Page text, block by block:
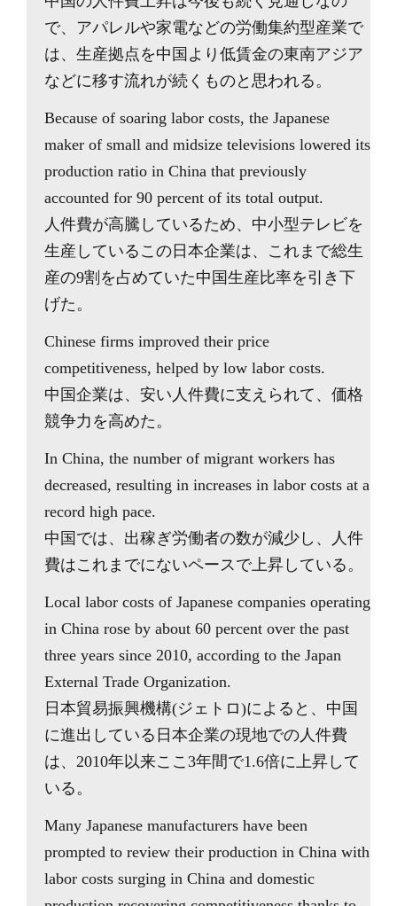
で、アパレルや家電などの労働集約型産業で
は、生産拠点を中国より低賃金の東南アジア
などに移す流れが続くものと思われる。
Because of soaring labor costs, the Japanese
maker of small and midsize televisions lowered its
production ratio in China that previously
accounted for 90 percent of its total output.
人件費が高騰しているため、中小型テレビを
生産しているこの日本企業は、これまで総生
産の9割を占めていた中国生産比率を引き下
げた。
Chinese firms improved their price
competitiveness, helped by low labor costs.
中国企業は、安い人件費に支えられて、価格
競争力を高めた。
In China, the number of migrant workers has
decreased, resulting in increases in labor costs at a
record high pace.
中国では、出稼ぎ労働者の数が減少し、人件
費はこれまでにないペースで上昇している。
Local labor costs of Japanese companies operating
in China rose by about 60 percent over the past
three years since 2010, according to the Japan
External Trade Organization.
日本貿易振興機構(ジェトロ)によると、中国
に進出している日本企業の現地での人件費
は、2010年以来ここ3年間で1.6倍に上昇して
いる。
Many Japanese manufacturers have been
prompted to review their production in China with
labor costs surging in China and domestic